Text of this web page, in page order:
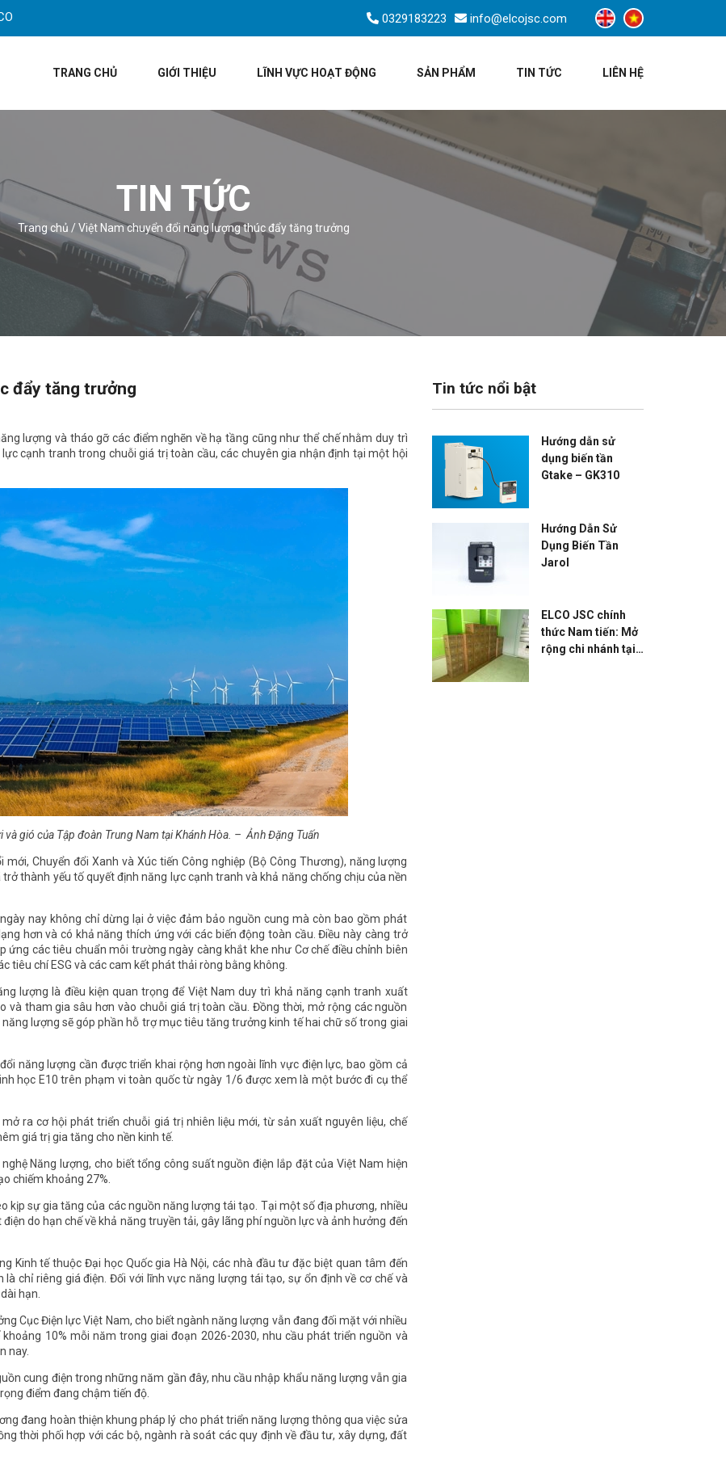
0329183223 info@elcojsc.com
TRANG CHỦ GIỚI THIỆU LĨNH VỰC HOẠT ĐỘNG SẢN PHẨM TIN TỨC LIÊN HỆ
TIN TỨC
Trang chủ /Việt Nam chuyển đổi năng lượng thúc đẩy tăng trưởng
đẩy tăng trưởng
lượng và tháo gỡ các điểm nghẽn về hạ tầng cũng như thể chế nhằm duy trì
cạnh tranh trong chuỗi giá trị toàn cầu, các chuyên gia nhận định tại một hội
gió của Tập đoàn Trung Nam tại Khánh Hòa. – Ảnh Đặng Tuấn
Chuyển đổi Xanh và Xúc tiến Công nghiệp (Bộ Công Thương), năng lượng
thành yếu tố quyết định năng lực cạnh tranh và khả năng chống chịu của nền
nay không chỉ dừng lại ở việc đảm bảo nguồn cung mà còn bao gồm phát
hơn và có khả năng thích ứng với các biến động toàn cầu. Điều này càng trở
ứng các tiêu chuẩn môi trường ngày càng khắt khe như Cơ chế điều chỉnh biên
tiêu chí ESG và các cam kết phát thải ròng bằng không.
lượng là điều kiện quan trọng để Việt Nam duy trì khả năng cạnh tranh xuất
và tham gia sâu hơn vào chuỗi giá trị toàn cầu. Đồng thời, mở rộng các nguồn
lượng sẽ góp phần hỗ trợ mục tiêu tăng trưởng kinh tế hai chữ số trong giai
năng lượng cần được triển khai rộng hơn ngoài lĩnh vực điện lực, bao gồm cả
học E10 trên phạm vi toàn quốc từ ngày 1/6 được xem là một bước đi cụ thể
ra cơ hội phát triển chuỗi giá trị nhiên liệu mới, từ sản xuất nguyên liệu, chế
giá trị gia tăng cho nền kinh tế.
Năng lượng, cho biết tổng công suất nguồn điện lắp đặt của Việt Nam hiện
chiếm khoảng 27%.
kịp sự gia tăng của các nguồn năng lượng tái tạo. Tại một số địa phương, nhiều
do hạn chế về khả năng truyền tải, gây lãng phí nguồn lực và ảnh hưởng đến
Kinh tế thuộc Đại học Quốc gia Hà Nội, các nhà đầu tư đặc biệt quan tâm đến
chỉ riêng giá điện. Đối với lĩnh vực năng lượng tái tạo, sự ổn định về cơ chế và
hạn.
Cục Điện lực Việt Nam, cho biết ngành năng lượng vẫn đang đối mặt với nhiều
10% mỗi năm trong giai đoạn 2026-2030, nhu cầu phát triển nguồn và
nay.
cung điện trong những năm gần đây, nhu cầu nhập khẩu năng lượng vẫn gia
điểm đang chậm tiến độ.
đang hoàn thiện khung pháp lý cho phát triển năng lượng thông qua việc sửa
thời phối hợp với các bộ, ngành rà soát các quy định về đầu tư, xây dựng, đất
Tin tức nổi bật
Hướng dẫn sử
dụng biến tần
Gtake – GK310
Hướng Dẫn Sử
Dụng Biến Tần
Jarol
ELCO JSC chính
thức Nam tiến: Mở
rộng chi nhánh tại